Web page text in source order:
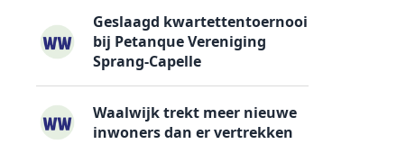
Geslaagd kwartettentoernooi
bij Petanque Vereniging
Sprang-Capelle
Waalwijk trekt meer nieuwe
inwoners dan er vertrekken